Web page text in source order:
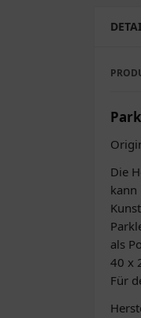
Die
kann
als
40 x
Für